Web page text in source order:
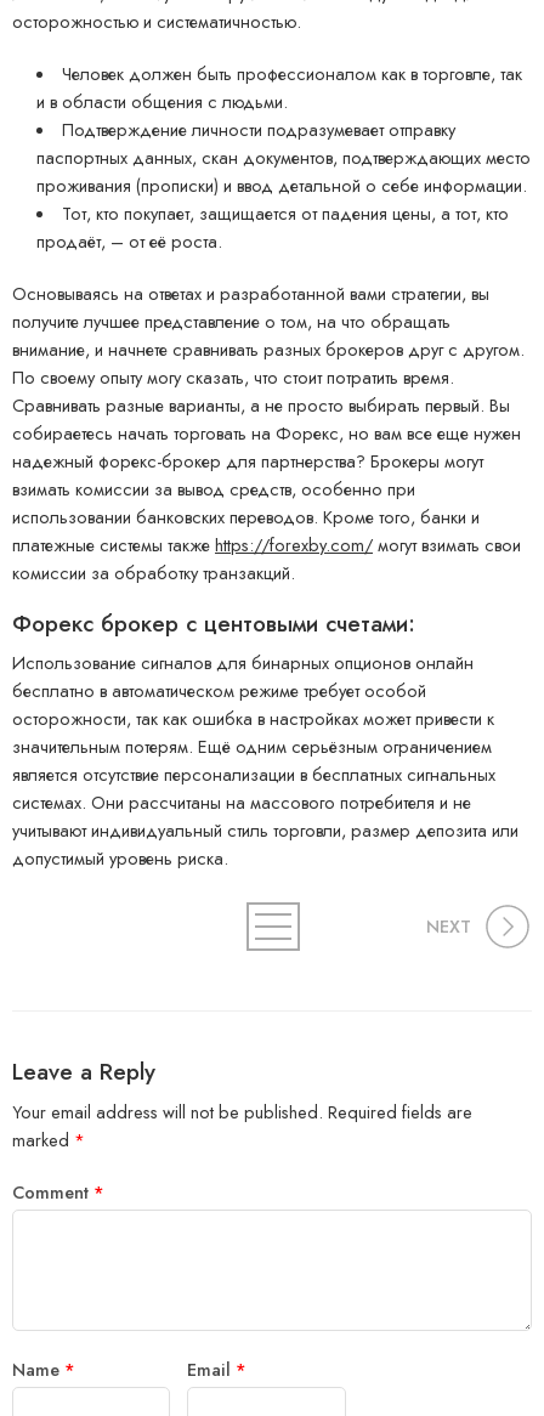
осторожностью и систематичностью.
Человек должен быть профессионалом как в торговле, так
и в области общения с людьми.
Подтверждение личности подразумевает отправку
паспортных данных, скан документов, подтверждающих место
проживания (прописки) и ввод детальной о себе информации.
Тот, кто покупает, защищается от падения цены, а тот, кто
продаёт, – от её роста.
Основываясь на ответах и разработанной вами стратегии, вы
получите лучшее представление о том, на что обращать
внимание, и начнете сравнивать разных брокеров друг с другом.
По своему опыту могу сказать, что стоит потратить время.
Сравнивать разные варианты, а не просто выбирать первый. Вы
собираетесь начать торговать на Форекс, но вам все еще нужен
надежный форекс-брокер для партнерства? Брокеры могут
взимать комиссии за вывод средств, особенно при
использовании банковских переводов. Кроме того, банки и
платежные системы такжеhttps://forexby.com/могут взимать свои
комиссии за обработку транзакций.
Форекс брокер с центовыми счетами:
Использование сигналов для бинарных опционов онлайн
бесплатно в автоматическом режиме требует особой
осторожности, так как ошибка в настройках может привести к
значительным потерям. Ещё одним серьёзным ограничением
является отсутствие персонализации в бесплатных сигнальных
системах. Они рассчитаны на массового потребителя и не
учитывают индивидуальный стиль торговли, размер депозита или
допустимый уровень риска.
NEXT
Leave a Reply
Your email address will not be published. Required fields are
marked *
Comment *
Name * Email *